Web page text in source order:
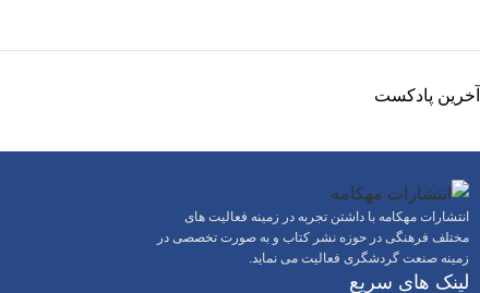
آخرین پادکست
انتشارات مهکامه با داشتن تجربه در زمینه فعالیت های
مختلف فرهنگی در حوزه نشر کتاب و به صورت تخصصی در
زمینه صنعت گردشگری فعالیت می نماید.
لینک های سریع